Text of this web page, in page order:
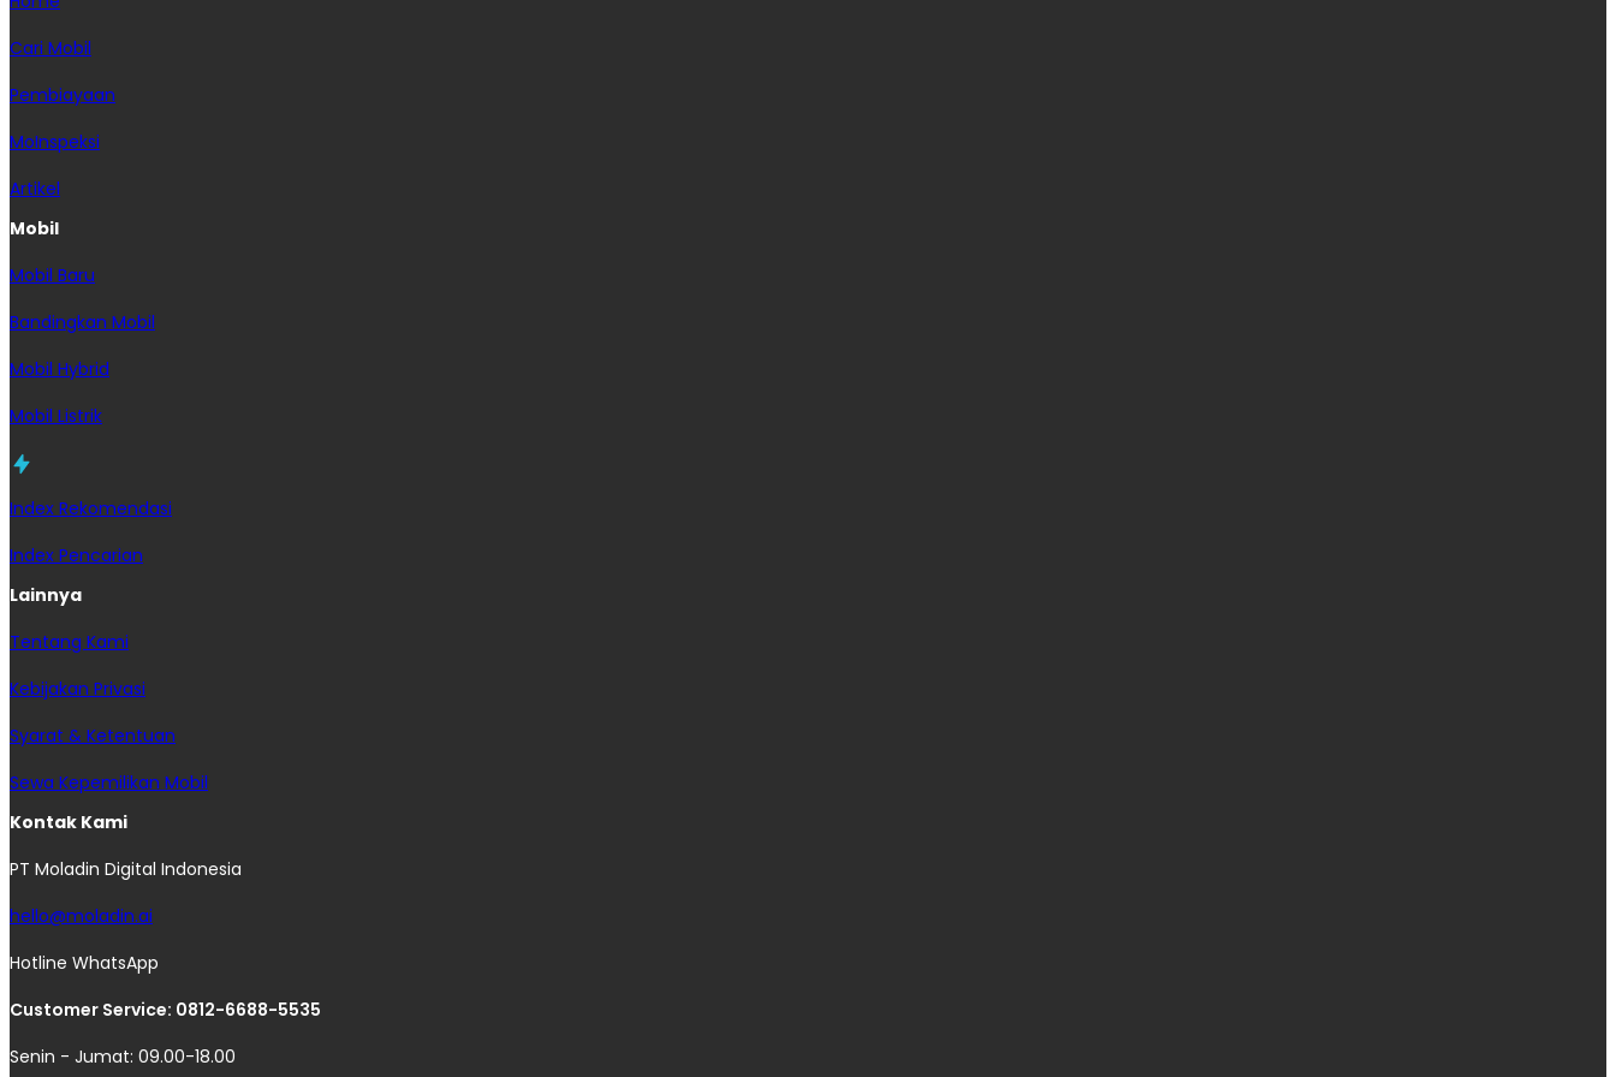
Cari Mobil
Pembiayaan
MoInspeksi
Artikel
Mobil
Mobil Baru
Bandingkan Mobil
Mobil Hybrid
Mobil Listrik
Index Rekomendasi
Index Pencarian
Lainnya
Tentang Kami
Kebijakan Privasi
Syarat & Ketentuan
Sewa Kepemilikan Mobil
Kontak Kami
PT Moladin Digital Indonesia
hello@moladin.ai
Hotline WhatsApp
Customer Service: 0812-6688-5535
Senin - Jumat: 09.00-18.00